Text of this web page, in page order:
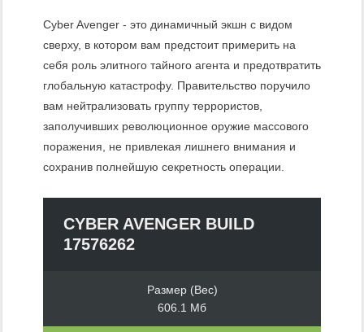
Cyber Avenger - это динамичный экшн с видом
сверху, в котором вам предстоит примерить на
себя роль элитного тайного агента и предотвратить
глобальную катастрофу. Правительство поручило
вам нейтрализовать группу террористов,
заполучивших революционное оружие массового
поражения, не привлекая лишнего внимания и
сохранив полнейшую секретность операции.
CYBER AVENGER BUILD
17576262
Размер (Вес)
606.1 Мб